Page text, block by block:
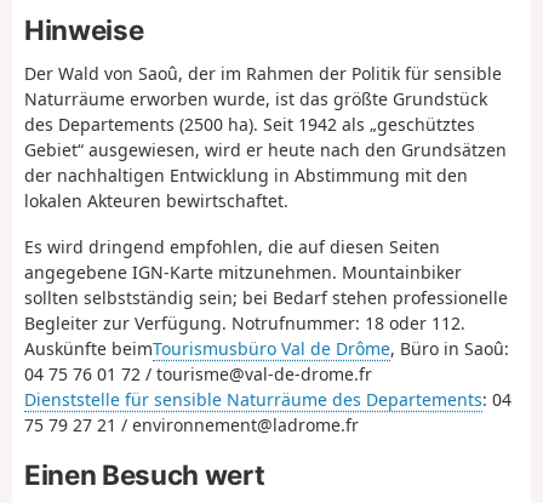
Hinweise
Der Wald von Saoû, der im Rahmen der Politik für sensible
Naturräume erworben wurde, ist das größte Grundstück
des Departements (2500 ha). Seit 1942 als „geschütztes
Gebiet“ ausgewiesen, wird er heute nach den Grundsätzen
der nachhaltigen Entwicklung in Abstimmung mit den
lokalen Akteuren bewirtschaftet.
Es wird dringend empfohlen, die auf diesen Seiten
angegebene IGN-Karte mitzunehmen. Mountainbiker
sollten selbstständig sein; bei Bedarf stehen professionelle
Begleiter zur Verfügung. Notrufnummer: 18 oder 112.
Auskünfte beimTourismusbüro Val de Drôme, Büro in Saoû:
04 75 76 01 72 / tourisme@val-de-drome.fr
Dienststelle für sensible Naturräume des Departements: 04
75 79 27 21 / environnement@ladrome.fr
Einen Besuch wert